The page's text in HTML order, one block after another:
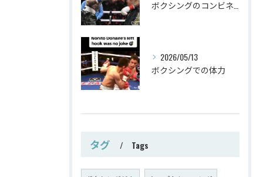
2026/05/13
ボクシングでの体力
タグ Tags